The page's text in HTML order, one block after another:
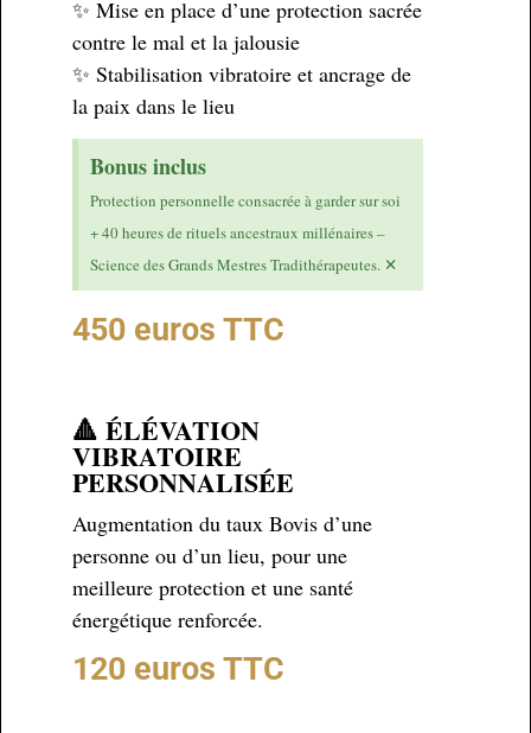
✨ Mise en place d’une protection sacrée
contre le mal et la jalousie
✨ Stabilisation vibratoire et ancrage de
la paix dans le lieu
Bonus inclus
Protection personnelle consacrée à garder sur soi
+ 40 heures de rituels ancestraux millénaires –
Science des Grands Mestres Tradithérapeutes. ×
450 euros TTC
🔺 ÉLÉVATION
VIBRATOIRE
PERSONNALISÉE
Augmentation du taux Bovis d’une
personne ou d’un lieu, pour une
meilleure protection et une santé
énergétique renforcée.
120 euros TTC